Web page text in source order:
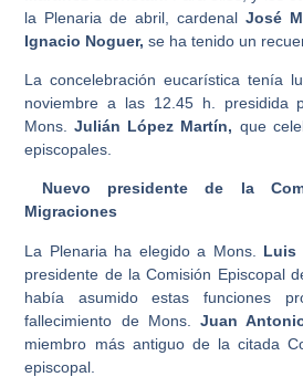
la Plenaria de abril, cardenal José
Ignacio Noguer,se ha tenido un
La concelebración eucarística tenía
noviembre a las 12.45 h. presidida
Mons.Julián López Martín, que
episcopales.
Nuevo presidente de la
Migraciones
La Plenaria ha elegido a Mons. Luis
presidente de la Comisión Episcopal
había asumido estas funciones
fallecimiento de Mons. Juan
miembro más antiguo de la citada
episcopal.